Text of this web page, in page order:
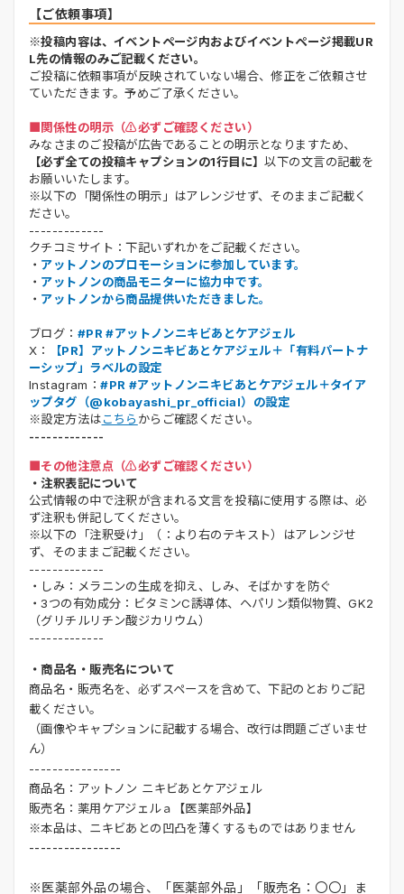
【ご依頼事項】
※投稿内容は、イベントページ内およびイベントページ掲載UR
L先の情報のみご記載ください。
ご投稿に依頼事項が反映されていない場合、修正をご依頼させ
ていただきます。予めご了承ください。
■関係性の明示（⚠️必ずご確認ください）
みなさまのご投稿が広告であることの明示となりますため、
【必ず全ての投稿キャプションの1行目に】以下の文言の記載を
お願いいたします。
※以下の「関係性の明示」はアレンジせず、そのままご記載く
ださい。
-------------
クチコミサイト：下記いずれかをご記載ください。
・ アットノンのプロモーションに参加しています。
・ アットノンの商品モニターに協力中です。
・ アットノンから商品提供いただきました。
ブログ： #PR #アットノンニキビあとケアジェル
X：
【PR】アットノンニキビあとケアジェル＋「有料パートナ
ーシップ」ラベルの設定
Instagram：#PR #アットノンニキビあとケアジェル＋タイア
ップタグ（@kobayashi_pr_official）の設定
※設定方法はこちら からご確認ください。
-------------
■その他注意点（⚠️必ずご確認ください）
・注釈表記について
公式情報の中で注釈が含まれる文言を投稿に使用する際は、必
ず注釈も併記してください。
※以下の「注釈受け」（：より右のテキスト）はアレンジせ
ず、そのままご記載ください。
-------------
・しみ：メラニンの生成を抑え、しみ、そばかすを防ぐ
・3つの有効成分：ビタミンC誘導体、ヘパリン類似物質、GK2
（グリチルリチン酸ジカリウム）
-------------
・商品名・販売名について
商品名・販売名を、必ずスペースを含めて、下記のとおりご記
載ください。
（画像やキャプションに記載する場合、改行は問題ございませ
ん）
----------------
商品名：アットノン ニキビあとケアジェル
販売名：薬用ケアジェルａ【医薬部外品】
※本品は、ニキビあとの凹凸を薄くするものではありません
----------------
※医薬部外品の場合、「医薬部外品」「販売名：〇〇」ま